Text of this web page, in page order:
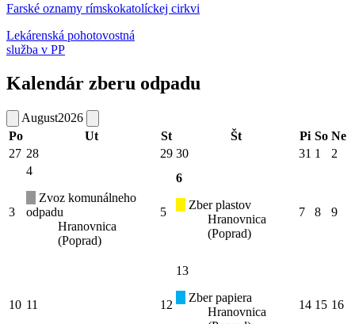
Farské oznamy rímskokatolíckej cirkvi
Lekárenská pohotovostná
služba v PP
Kalendár zberu odpadu
August2026
Po
Ut St Št Pi So Ne
27 28 29 30 31 1 2
3
4
Zvoz komunálneho
odpadu
Hranovnica
(Poprad)
5
6
Zber plastov
Hranovnica
(Poprad)
7 8 9
10 11 12
13
Zber papiera
Hranovnica
14 15 16